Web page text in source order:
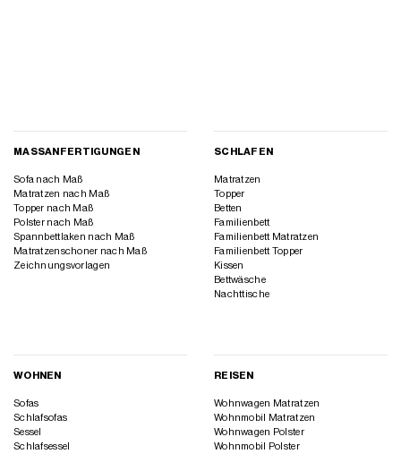
MASSANFERTIGUNGEN
Sofa nach Maß
Matratzen nach Maß
Topper nach Maß
Polster nach Maß
Spannbettlaken nach Maß
Matratzenschoner nach Maß
Zeichnungsvorlagen
SCHLAFEN
Matratzen
Topper
Betten
Familienbett
Familienbett Matratzen
Familienbett Topper
Kissen
Bettwäsche
Nachttische
WOHNEN
Sofas
Schlafsofas
Sessel
Schlafsessel
REISEN
Wohnwagen Matratzen
Wohnmobil Matratzen
Wohnwagen Polster
Wohnmobil Polster